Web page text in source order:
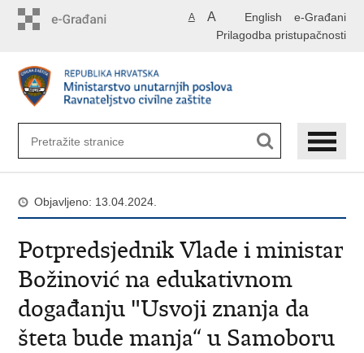
English e-Građani
A A
Prilagodba pristupačnosti
Objavljeno: 13.04.2024.
Potpredsjednik Vlade i ministar
Božinović na edukativnom
događanju "Usvoji znanja da
šteta bude manja“ u Samoboru